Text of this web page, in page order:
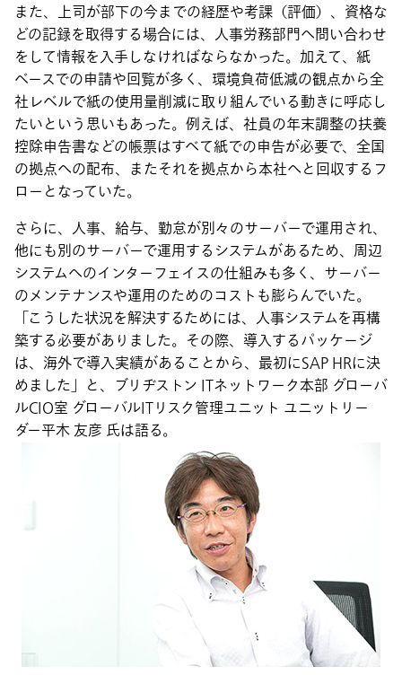
また、上司が部下の今までの経歴や考課（評価）、資格な
どの記録を取得する場合には、人事労務部門へ問い合わせ
をして情報を入手しなければならなかった。加えて、紙
ベースでの申請や回覧が多く、環境負荷低減の観点から全
社レベルで紙の使用量削減に取り組んでいる動きに呼応し
たいという思いもあった。例えば、社員の年末調整の扶養
控除申告書などの帳票はすべて紙での申告が必要で、全国
の拠点への配布、またそれを拠点から本社へと回収するフ
ローとなっていた。
さらに、人事、給与、勤怠が別々のサーバーで運用され、
他にも別のサーバーで運用するシステムがあるため、周辺
システムへのインターフェイスの仕組みも多く、サーバー
のメンテナンスや運用のためのコストも膨らんでいた。
「こうした状況を解決するためには、人事システムを再構
築する必要がありました。その際、導入するパッケージ
は、海外で導入実績があることから、最初にSAP HRに決
めました」と、ブリヂストン ITネットワーク本部 グローバ
ルCIO室 グローバルITリスク管理ユニット ユニットリー
ダー平木 友彦 氏は語る。